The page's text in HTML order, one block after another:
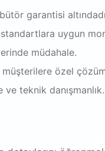
garantisi
uygun
müdahale.
özel
teknik danışmanlık.